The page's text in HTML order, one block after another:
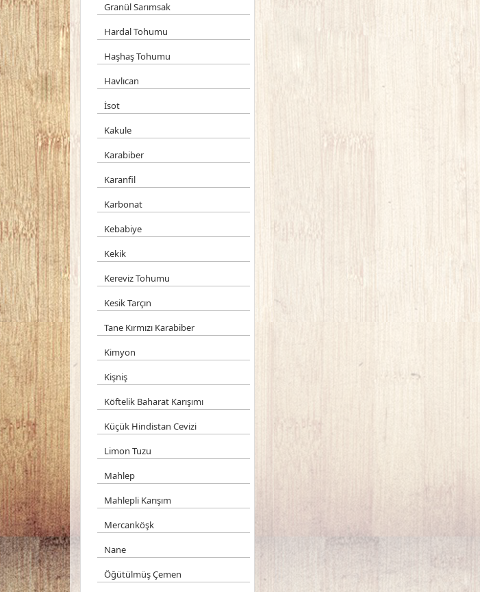
Granül Sarımsak
Hardal Tohumu
Haşhaş Tohumu
Havlıcan
İsot
Kakule
Karabiber
Karanfil
Karbonat
Kebabiye
Kekik
Kereviz Tohumu
Kesik Tarçın
Tane Kırmızı Karabiber
Kimyon
Kişniş
Köftelik Baharat Karışımı
Küçük Hindistan Cevizi
Limon Tuzu
Mahlep
Mahlepli Karışım
Mercanköşk
Nane
Öğütülmüş Çemen